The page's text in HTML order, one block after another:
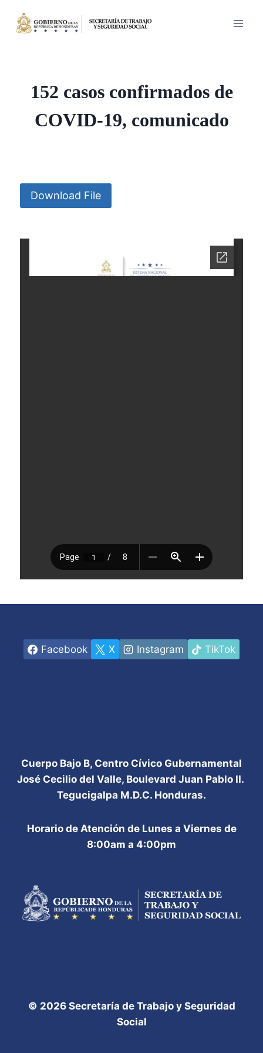
152 casos confirmados de
COVID-19, comunicado
Download File
Facebook X Instagram TikTok
Cuerpo Bajo B, Centro Cívico Gubernamental
José Cecilio del Valle, Boulevard Juan Pablo II.
Tegucigalpa M.D.C. Honduras.
Horario de Atención de Lunes a Viernes de
8:00am a 4:00pm
© 2026 Secretaría de Trabajo y Seguridad
Social